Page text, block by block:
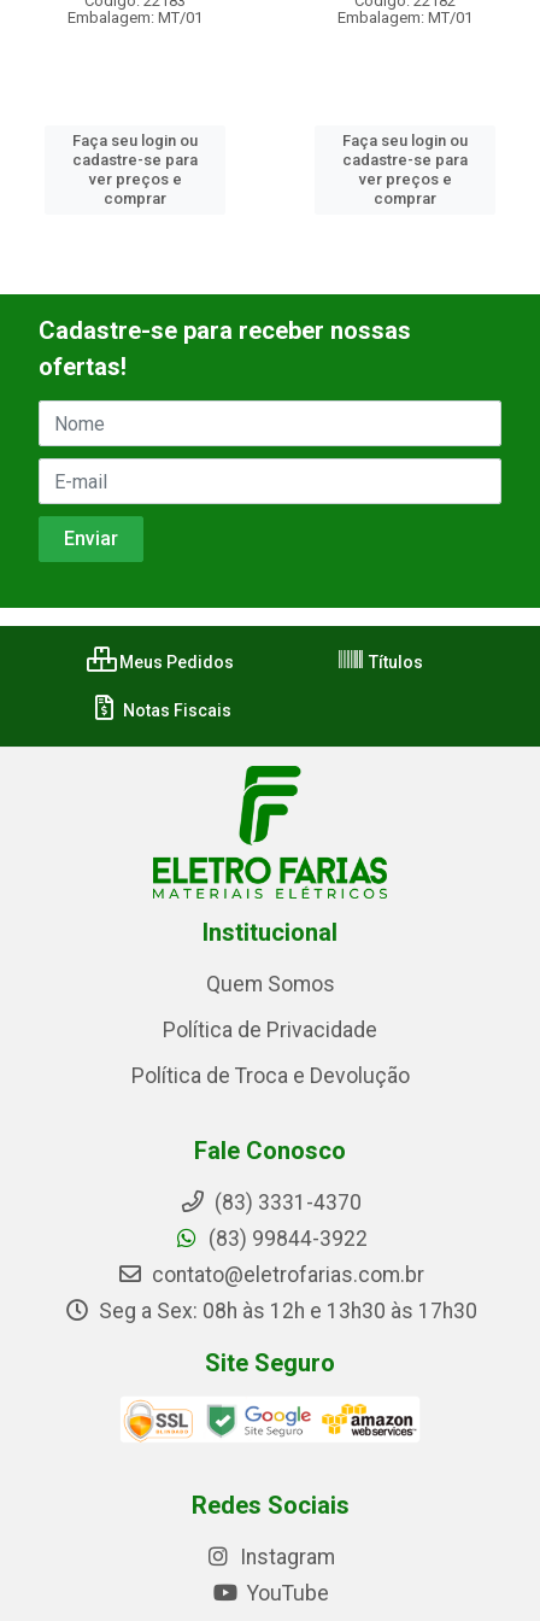
Embalagem: MT/01
Faça seu login ou
cadastre-se para
ver preços e
comprar
Embalagem: MT/01
Faça seu login ou
cadastre-se para
ver preços e
comprar
Cadastre-se para receber nossas
ofertas!
Meus Pedidos Títulos
Notas Fiscais
Institucional
Quem Somos
Política de Privacidade
Política de Troca e Devolução
Fale Conosco
(83) 3331-4370
(83) 99844-3922
contato@eletrofarias.com.br
Seg a Sex: 08h às 12h e 13h30 às 17h30
Site Seguro
Redes Sociais
Instagram
YouTube